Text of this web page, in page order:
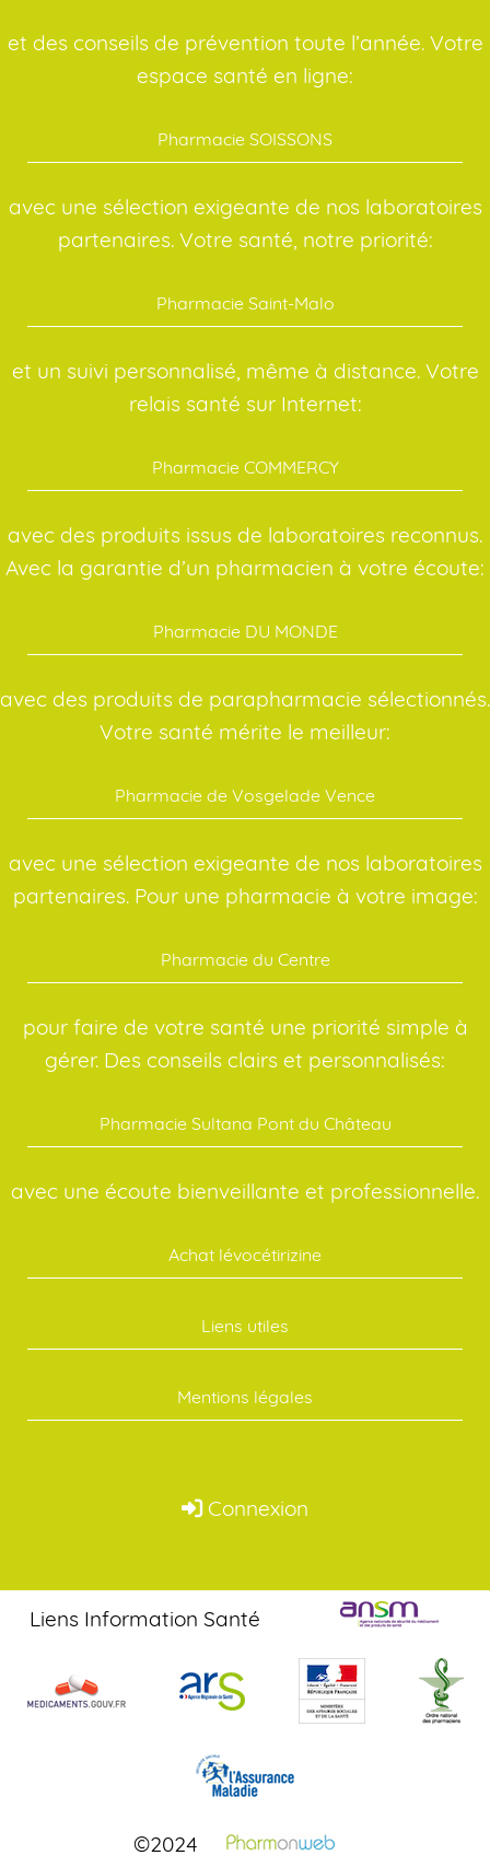
et des conseils de prévention toute l’année. Votre
espace santé en ligne:
Pharmacie SOISSONS
avec une sélection exigeante de nos laboratoires
partenaires. Votre santé, notre priorité:
Pharmacie Saint-Malo
et un suivi personnalisé, même à distance. Votre
relais santé sur Internet:
Pharmacie COMMERCY
avec des produits issus de laboratoires reconnus.
Avec la garantie d’un pharmacien à votre écoute:
Pharmacie DU MONDE
avec des produits de parapharmacie sélectionnés.
Votre santé mérite le meilleur:
Pharmacie de Vosgelade Vence
avec une sélection exigeante de nos laboratoires
partenaires. Pour une pharmacie à votre image:
Pharmacie du Centre
pour faire de votre santé une priorité simple à
gérer. Des conseils clairs et personnalisés:
Pharmacie Sultana Pont du Château
avec une écoute bienveillante et professionnelle.
Achat lévocétirizine
Liens utiles
Mentions légales
Connexion
Liens Information Santé
©2024